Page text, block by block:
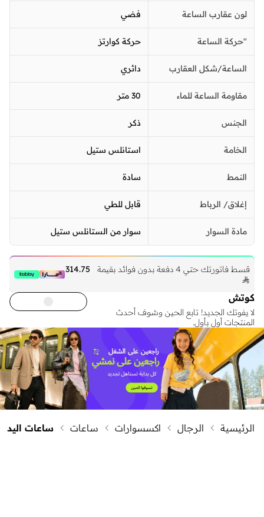
لون عقارب الساعة فضي
"حركة الساعة حركة كوارتز
الساعة/شكل العقارب دائري
مقاومة الساعة للماء 30 متر
الجنس ذكر
الخامة استانلس ستيل
النمط سادة
إغلاق/ الرباط قابل للطي
مادة السوار سوار من الستانلس ستيل
قسط فاتورتك حتي 4 دفعة بدون فوائد بقيمة
314.75

كوتش
لا يفوتك الجديد! تابع الحين وشوف أحدث
المنتجات أول بأول.
الرئيسية الرجال اكسسوارات ساعات ساعات اليد